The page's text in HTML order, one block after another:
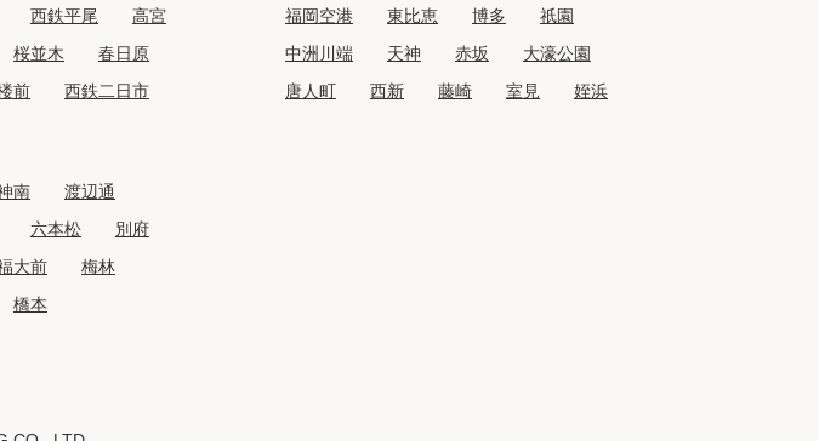
西鉄平尾
高宮
桜並木
春日原
前 西鉄二日市
福岡空港 東比恵 博多
祇園
中洲川端
天神 赤坂
大濠公園
唐人町
西新 藤崎 室見 姪浜
南
渡辺通
六本松
別府
大前
梅林
橋本